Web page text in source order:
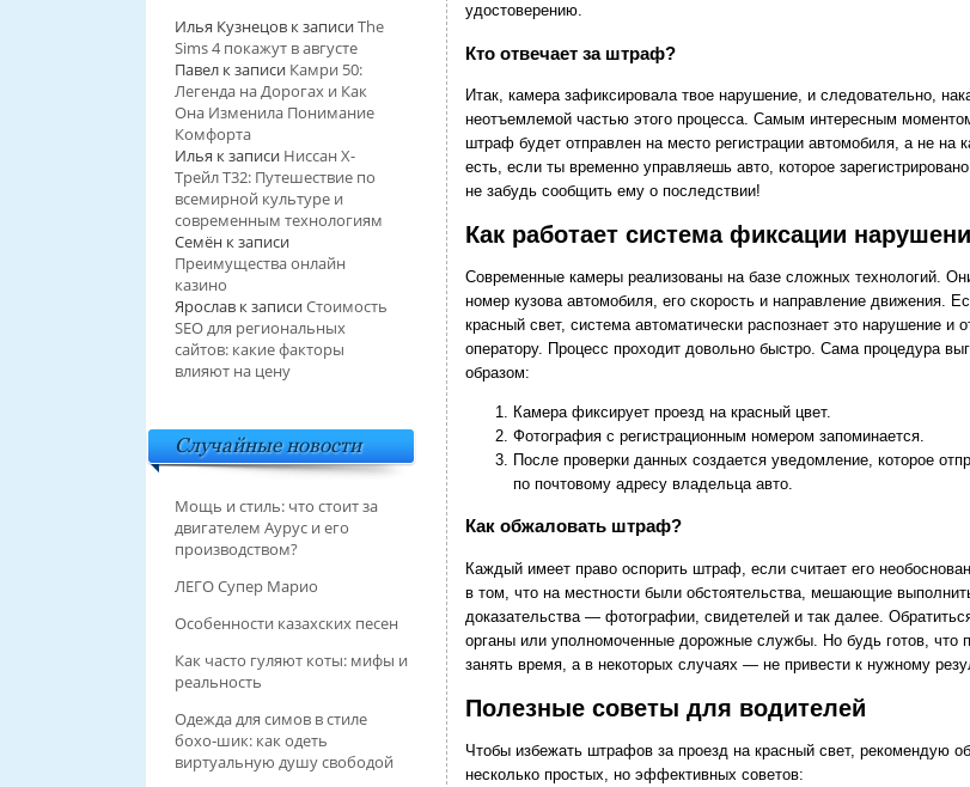
удостоверению.
Кто отвечает за штраф?
Итак, камера зафиксировала твое нарушение, и следовательно,
неотъемлемой частью этого процесса. Самым интересным
штраф будет отправлен на место регистрации автомобиля, а не на
есть, если ты временно управляешь авто, которое
не забудь сообщить ему о последствии!
Как работает система фиксации
Современные камеры реализованы на базе сложных технологий.
номер кузова автомобиля, его скорость и направление движения.
красный свет, система автоматически распознает это нарушение и
оператору. Процесс проходит довольно быстро. Сама процедура
образом:
Камера фиксирует проезд на красный цвет.
Фотография с регистрационным номером запоминается.
После проверки данных создается уведомление, которое
по почтовому адресу владельца авто.
Как обжаловать штраф?
Каждый имеет право оспорить штраф, если считает его
в том, что на местности были обстоятельства, мешающие
доказательства — фотографии, свидетелей и так далее.
органы или уполномоченные дорожные службы. Но будь готов, что
занять время, а в некоторых случаях — не привести к нужному
Полезные советы для водителей
Чтобы избежать штрафов за проезд на красный свет, рекомендую
несколько простых, но эффективных советов:
Илья Кузнецов к записиThe
Sims 4 покажут в августе
Павел к записи Камри 50:
Легенда на Дорогах и Как
Она Изменила Понимание
Комфорта
Илья к записи Ниссан Х-
Трейл T32: Путешествие по
всемирной культуре и
современным технологиям
Семён к записи
Преимущества онлайн
казино
Ярослав к записиСтоимость
SEO для региональных
сайтов: какие факторы
влияют на цену
Случайные новости
Мощь и стиль: что стоит за
двигателем Аурус и его
производством?
ЛЕГО Супер Марио
Особенности казахских песен
Как часто гуляют коты: мифы и
реальность
Одежда для симов в стиле
бохо‑шик: как одеть
виртуальную душу свободой